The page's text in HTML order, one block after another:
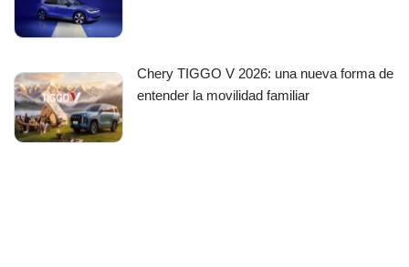
Chery TIGGO V 2026: una nueva forma de
entender la movilidad familiar